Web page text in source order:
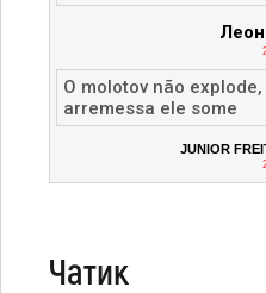
O molotov não
arremessa ele some
JUNIOR
Чатик